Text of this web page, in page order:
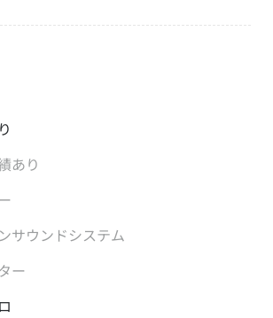
あり
サウンドシステム
ー